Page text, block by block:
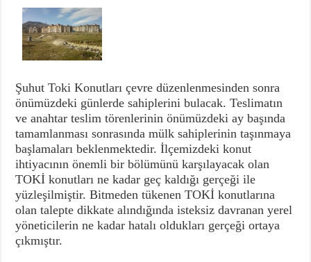
Şuhut Toki Konutları çevre düzenlenmesinden sonra
önümüzdeki günlerde sahiplerini bulacak. Teslimatın
ve anahtar teslim törenlerinin önümüzdeki ay başında
tamamlanması sonrasında mülk sahiplerinin taşınmaya
başlamaları beklenmektedir. İlçemizdeki konut
ihtiyacının önemli bir bölümünü karşılayacak olan
TOKİ konutları ne kadar geç kaldığı gerçeği ile
yüzleşilmiştir. Bitmeden tükenen TOKİ konutlarına
olan talepte dikkate alındığında isteksiz davranan yerel
yöneticilerin ne kadar hatalı oldukları gerçeği ortaya
çıkmıştır.